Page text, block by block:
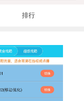
排行